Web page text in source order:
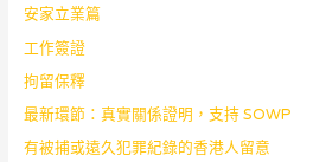
安家立業篇
工作簽證
拘留保釋
最新環節：真實關係證明，支持 SOWP
有被捕或遠久犯罪紀錄的香港人留意